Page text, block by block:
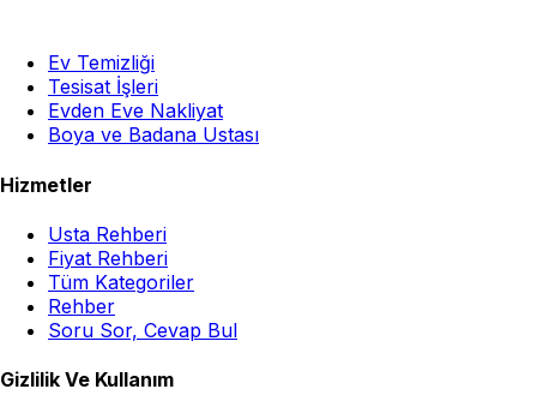
Ev Temizliği
Tesisat İşleri
Evden Eve Nakliyat
Boya ve Badana Ustası
Hizmetler
Usta Rehberi
Fiyat Rehberi
Tüm Kategoriler
Rehber
Soru Sor, Cevap Bul
Gizlilik Ve Kullanım